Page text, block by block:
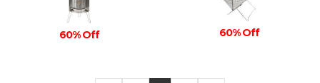
60% Off 60% Off